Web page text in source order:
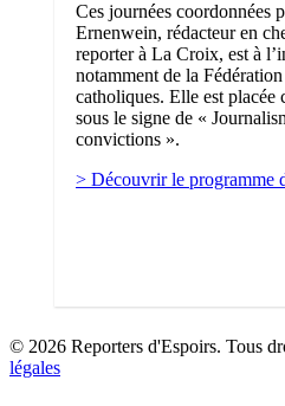
Ces journées coordonnées
Ernenwein, rédacteur en
reporter à La Croix, est à
notamment de la
catholiques. Elle est placée
sous le signe de «
convictions ».
> Découvrir le programme
© 2026 Reporters d'Espoirs. Tous
légales